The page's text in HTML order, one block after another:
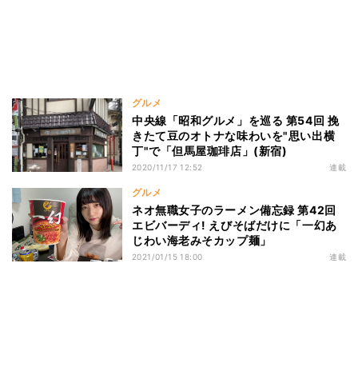
グルメ
中央線「昭和グルメ」を巡る 第54回 挽
きたて豆のオトナな味わいを"思い出横
丁"で「但馬屋珈琲店」(新宿)
2020/11/17 12:52 連載
グルメ
ネオ無職女子のラーメン備忘録 第42回
エビバーディ! えびそばだけに「一幻あ
じわい海老みそカップ麺」
2021/01/15 18:00 連載